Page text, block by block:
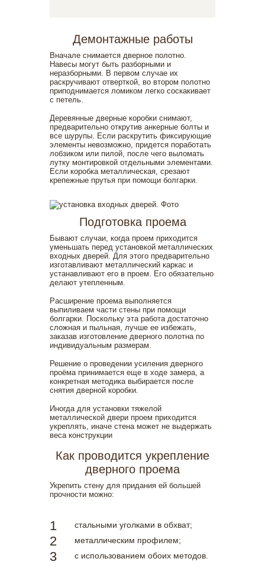
Демонтажные работы
Вначале снимается дверное полотно.
Навесы могут быть разборными и
неразборными. В первом случае их
раскручивают отверткой, во втором полотно
приподнимается ломиком легко соскакивает
с петель.
Деревянные дверные коробки снимают,
предварительно открутив анкерные болты и
все шурупы. Если раскрутить фиксирующие
элементы невозможно, придется поработать
лобзиком или пилой, после чего выломать
лутку монтировкой отдельными элементами.
Если коробка металлическая, срезают
крепежные прутья при помощи болгарки.
Подготовка проема
Бывают случаи, когда проем приходится
уменьшать перед установкой металлических
входных дверей. Для этого предварительно
изготавливают металлический каркас и
устанавливают его в проем. Его обязательно
делают утепленным.
Расширение проема выполняется
выпиливаем части стены при помощи
болгарки. Поскольку эта работа достаточно
сложная и пыльная, лучше ее избежать,
заказав изготовление дверного полотна по
индивидуальным размерам.
Решение о проведении усиления дверного
проёма принимается еще в ходе замера, а
конкретная методика выбирается после
снятия дверной коробки.
Иногда для установки тяжелой
металлической двери проем приходится
укреплять, иначе стена может не выдержать
веса конструкции
Как проводится укрепление
дверного проема
Укрепить стену для придания ей большей
прочности можно:
стальными уголками в обхват;
металлическим профилем;
с использованием обоих методов.